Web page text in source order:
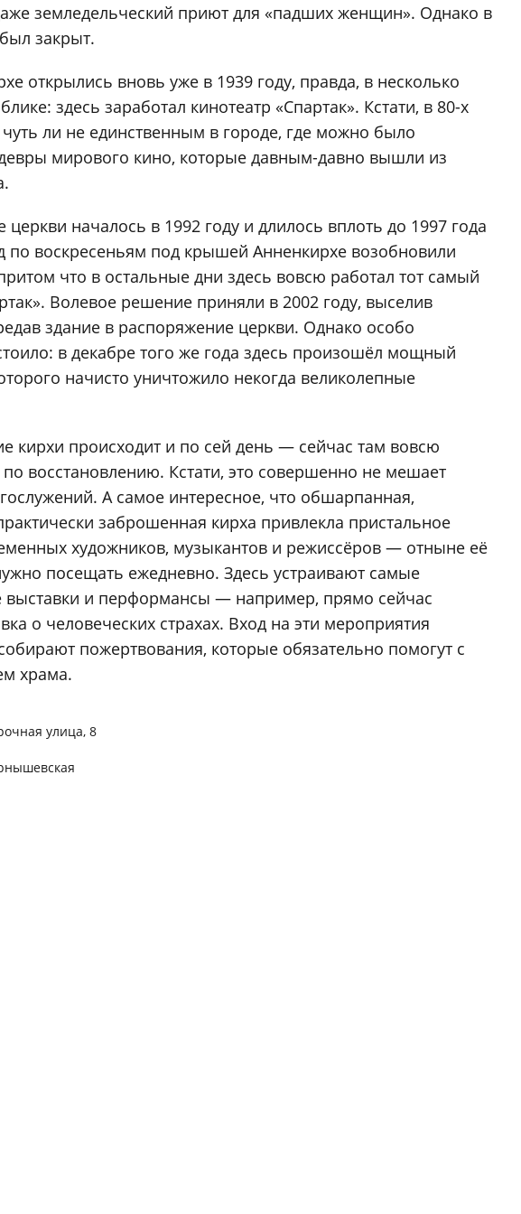
земледельческий приют для «падших женщин». Однако в
закрыт.
открылись вновь уже в 1939 году, правда, в несколько
здесь заработал кинотеатр «Спартак». Кстати, в 80-х
ли не единственным в городе, где можно было
мирового кино, которые давным-давно вышли из
началось в 1992 году и длилось вплоть до 1997 года
по воскресеньям под крышей Анненкирхе возобновили
что в остальные дни здесь вовсю работал тот самый
Волевое решение приняли в 2002 году, выселив
здание в распоряжение церкви. Однако особо
в декабре того же года здесь произошёл мощный
начисто уничтожило некогда великолепные
кирхи происходит и по сей день — сейчас там вовсю
по восстановлению. Кстати, это совершенно не мешает
А самое интересное, что обшарпанная,
заброшенная кирха привлекла пристальное
художников, музыкантов и режиссёров — отныне её
посещать ежедневно. Здесь устраивают самые
выставки и перформансы — например, прямо сейчас
о человеческих страхах. Вход на эти мероприятия
пожертвования, которые обязательно помогут с
храма.
улица, 8